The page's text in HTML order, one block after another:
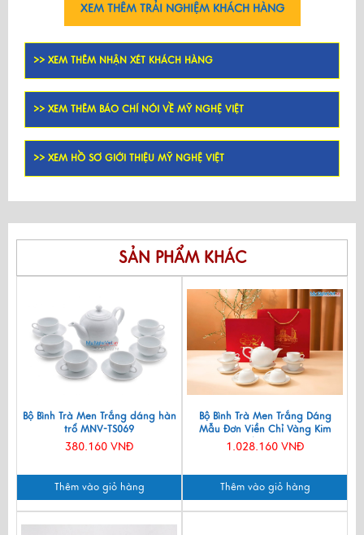
XEM THÊM TRẢI NGHIỆM KHÁCH HÀNG
>> XEM THÊM NHẬN XÉT KHÁCH HÀNG
>> XEM THÊM BÁO CHÍ NÓI VỀ MỸ NGHỆ VIỆT
>> XEM HỒ SƠ GIỚI THIỆU MỸ NGHỆ VIỆT
SẢN PHẨM KHÁC
Bộ Bình Trà Men Trắng dáng hàn
trổ MNV-TS069
380.160 VNĐ
Thêm vào giỏ hàng
Bộ Bình Trà Men Trắng Dáng
Mẫu Đơn Viền Chỉ Vàng Kim
550ml BT001-7.2
1.028.160 VNĐ
Thêm vào giỏ hàng